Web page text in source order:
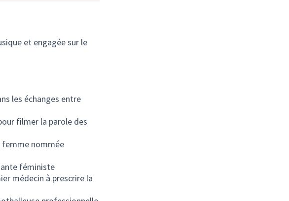
et engagée sur le
les échanges entre
filmer la parole des
nommée
onglet)
féministe
onglet)
médecin à prescrire la